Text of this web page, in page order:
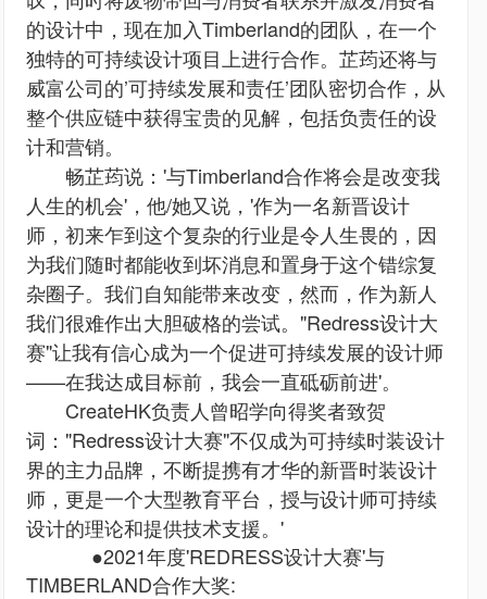
的设计中，现在加入Timberland的团队，在一个
独特的可持续设计项目上进行合作。芷荺还将与
威富公司的’可持续发展和责任’团队密切合作，从
整个供应链中获得宝贵的见解，包括负责任的设
计和营销。
畅芷荺说：'与Timberland合作将会是改变我
人生的机会'，他/她又说，'作为一名新晋设计
师，初来乍到这个复杂的行业是令人生畏的，因
为我们随时都能收到坏消息和置身于这个错综复
杂圈子。我们自知能带来改变，然而，作为新人
我们很难作出大胆破格的尝试。"Redress设计大
赛"让我有信心成为一个促进可持续发展的设计师
——在我达成目标前，我会一直砥砺前进'。
CreateHK负责人曾昭学向得奖者致贺
词："Redress设计大赛"不仅成为可持续时装设计
界的主力品牌，不断提携有才华的新晋时装设计
师，更是一个大型教育平台，授与设计师可持续
设计的理论和提供技术支援。'
●2021年度'REDRESS设计大赛'与
TIMBERLAND合作大奖: